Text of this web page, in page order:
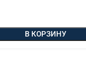
В КОРЗИНУ